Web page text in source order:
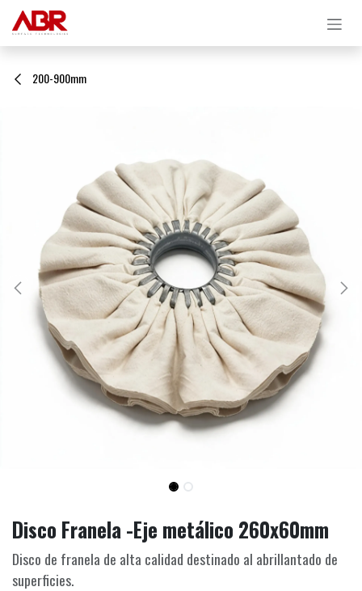
Ir al contenido
200-900mm
Disco Franela -Eje metálico 260x60mm
Disco de franela de alta calidad destinado al abrillantado de
superficies.